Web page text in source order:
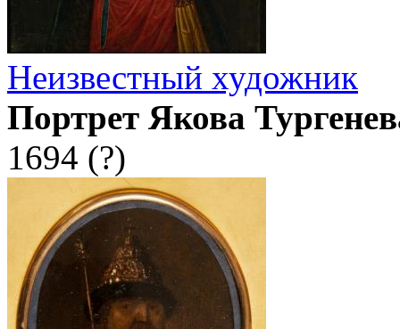
Неизвестный художник
Портрет Якова
1694 (?)